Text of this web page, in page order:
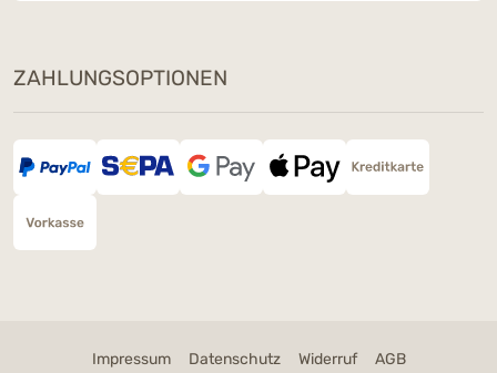
ZAHLUNGSOPTIONEN
Impressum Datenschutz Widerruf AGB